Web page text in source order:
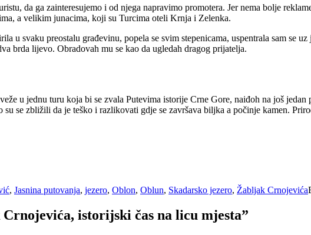
da ga zainteresujemo i od njega napravimo promotera. Jer nema bolje
a velikim junacima, koji su Turcima oteli Krnja i Zelenka.
u svaku preostalu građevinu, popela se svim stepenicama, uspentrala sam se
brda lijevo. Obradovah mu se kao da ugledah dragog prijatelja.
u jednu turu koja bi se zvala Putevima istorije Crne Gore, naiđoh na još
se zbližili da je teško i razlikovati gdje se završava biljka a počinje kamen.
, Jasnina putovanja, jezero, Oblon, Oblun, Skadarsko jezero, Žabljak Crnojevića
istorijski čas na licu mjesta”